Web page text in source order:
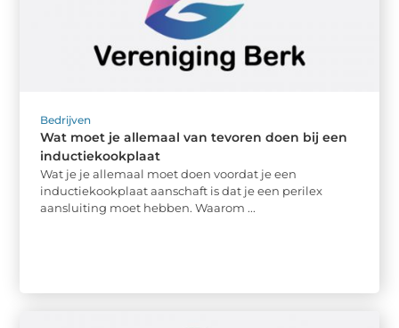
Bedrijven
Wat moet je allemaal van tevoren doen bij een
inductiekookplaat
Wat je je allemaal moet doen voordat je een
inductiekookplaat aanschaft is dat je een perilex
aansluiting moet hebben. Waarom ...